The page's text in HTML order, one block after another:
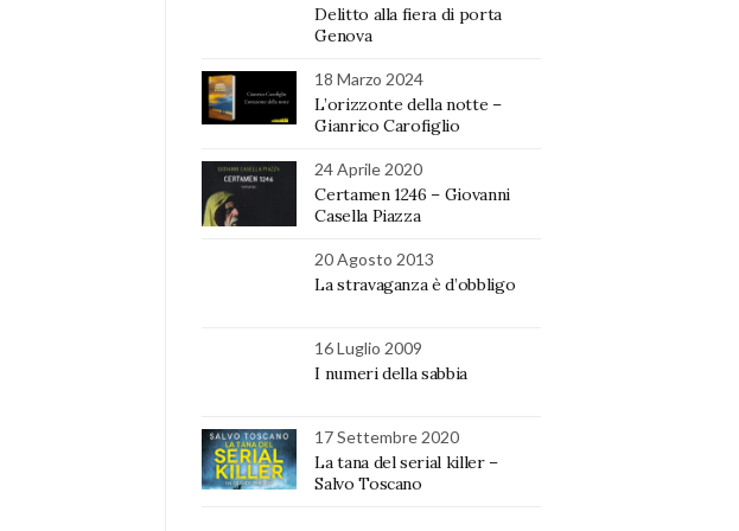
Delitto alla fiera di porta
Genova
18 Marzo 2024
L’orizzonte della notte –
Gianrico Carofiglio
24 Aprile 2020
Certamen 1246 – Giovanni
Casella Piazza
20 Agosto 2013
La stravaganza è d’obbligo
16 Luglio 2009
I numeri della sabbia
17 Settembre 2020
La tana del serial killer –
Salvo Toscano